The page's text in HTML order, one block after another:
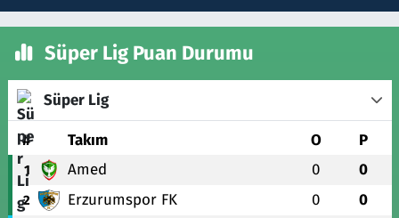
Süper Lig Puan Durumu
Süper Lig
# Takım O P
1 Amed 0 0
2 Erzurumspor FK 0 0